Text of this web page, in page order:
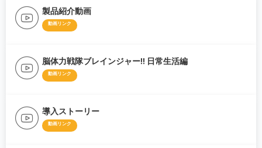
製品紹介動画
動画リンク
脳体力戦隊ブレインジャー!! 日常生活編
動画リンク
導入ストーリー
動画リンク